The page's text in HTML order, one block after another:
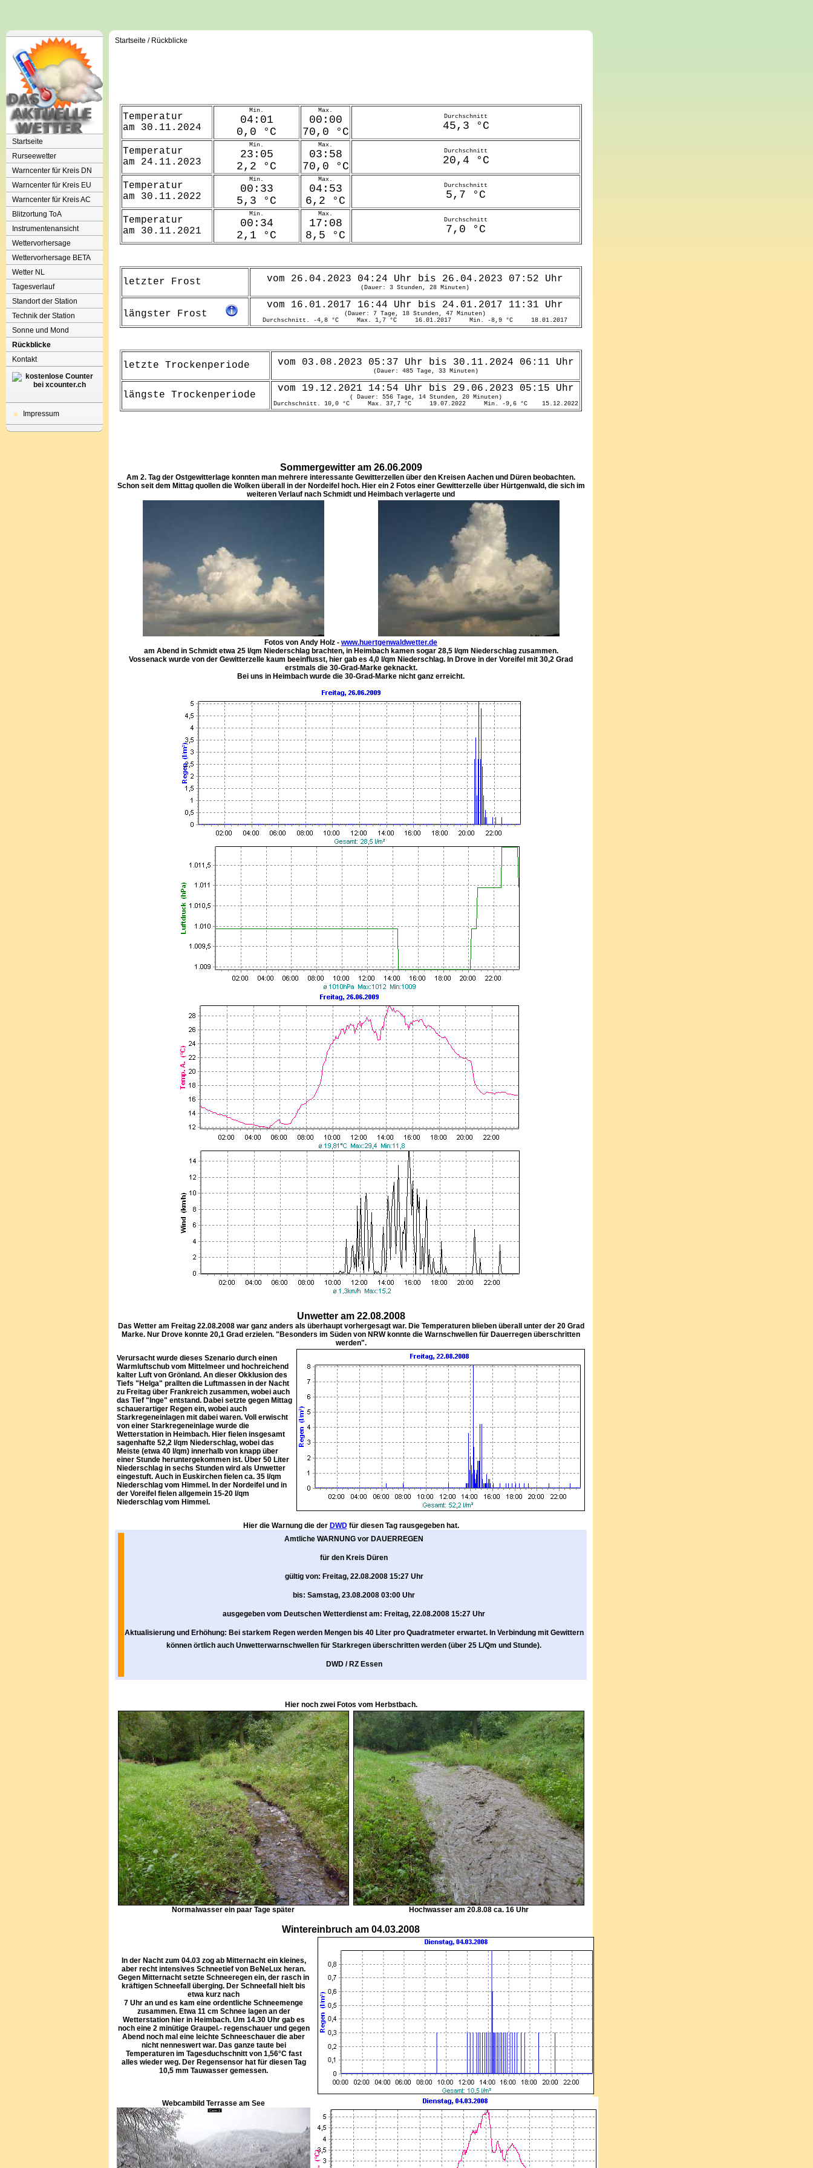
Startseite
Rurseewetter
Warncenter für Kreis DN
Warncenter für Kreis EU
Warncenter für Kreis AC
Blitzortung ToA
Instrumentenansicht
Wettervorhersage
Wettervorhersage BETA
Wetter NL
Tagesverlauf
Standort der Station
Technik der Station
Sonne und Mond
Rückblicke
Kontakt
Impressum
Startseite / Rückblicke
Sommergewitter am 26.06.2009
Am 2. Tag der Ostgewitterlage konnten man mehrere interessante Gewitterzellen über den Kreisen Aachen und Düren beobachten.
Schon seit dem Mittag quollen die Wolken überall in der Nordeifel hoch. Hier ein 2 Fotos einer Gewitterzelle über Hürtgenwald, die sich im
weiteren Verlauf nach Schmidt und Heimbach verlagerte und
Fotos von Andy Holz - www.huertgenwaldwetter.de
am Abend in Schmidt etwa 25 l/qm Niederschlag brachten, in Heimbach kamen sogar 28,5 l/qm Niederschlag zusammen.
Vossenack wurde von der Gewitterzelle kaum beeinflusst, hier gab es 4,0 l/qm Niederschlag. In Drove in der Voreifel mit 30,2 Grad
erstmals die 30-Grad-Marke geknackt.
Bei uns in Heimbach wurde die 30-Grad-Marke nicht ganz erreicht.
Unwetter am 22.08.2008
Das Wetter am Freitag 22.08.2008 war ganz anders als überhaupt vorhergesagt war. Die Temperaturen blieben überall unter der 20 Grad
Marke. Nur Drove konnte 20,1 Grad erzielen. "Besonders im Süden von NRW konnte die Warnschwellen für Dauerregen überschritten
werden".
Verursacht wurde dieses Szenario durch einen
Warmluftschub vom Mittelmeer und hochreichend
kalter Luft von Grönland. An dieser Okklusion des
Tiefs "Helga" prallten die Luftmassen in der Nacht
zu Freitag über Frankreich zusammen, wobei auch
das Tief "Inge" entstand. Dabei setzte gegen Mittag
schauerartiger Regen ein, wobei auch
Starkregeneinlagen mit dabei waren. Voll erwischt
von einer Starkregeneinlage wurde die
Wetterstation in Heimbach. Hier fielen insgesamt
sagenhafte 52,2 l/qm Niederschlag, wobei das
Meiste (etwa 40 l/qm) innerhalb von knapp über
einer Stunde heruntergekommen ist. Über 50 Liter
Niederschlag in sechs Stunden wird als Unwetter
eingestuft. Auch in Euskirchen fielen ca. 35 l/qm
Niederschlag vom Himmel. In der Nordeifel und in
der Voreifel fielen allgemein 15-20 l/qm
Niederschlag vom Himmel.
Hier die Warnung die der DWDfür diesen Tag rausgegeben hat.
Amtliche WARNUNG vor DAUERREGEN
für den Kreis Düren
gültig von: Freitag, 22.08.2008 15:27 Uhr
bis: Samstag, 23.08.2008 03:00 Uhr
ausgegeben vom Deutschen Wetterdienst am: Freitag, 22.08.2008 15:27 Uhr
Aktualisierung und Erhöhung: Bei starkem Regen werden Mengen bis 40 Liter pro Quadratmeter erwartet. In Verbindung mit Gewittern
können örtlich auch Unwetterwarnschwellen für Starkregen überschritten werden (über 25 L/Qm und Stunde).
DWD / RZ Essen
Hier noch zwei Fotos vom Herbstbach.
Normalwasser ein paar Tage später Hochwasser am 20.8.08 ca. 16 Uhr
Wintereinbruch am 04.03.2008
In der Nacht zum 04.03 zog ab Mitternacht ein kleines,
aber recht intensives Schneetief von BeNeLux heran.
Gegen Mitternacht setzte Schneeregen ein, der rasch in
kräftigen Schneefall überging. Der Schneefall hielt bis
etwa kurz nach
7 Uhr an und es kam eine ordentliche Schneemenge
zusammen. Etwa 11 cm Schnee lagen an der
Wetterstation hier in Heimbach. Um 14.30 Uhr gab es
noch eine 2 minütige Graupel.- regenschauer und gegen
Abend noch mal eine leichte Schneeschauer die aber
nicht nenneswert war. Das ganze taute bei
Temperaturen im Tagesduchschnitt von 1,56°C fast
alles wieder weg. Der Regensensor hat für diesen Tag
10,5 mm Tauwasser gemessen.
Webcambild Terrasse am See